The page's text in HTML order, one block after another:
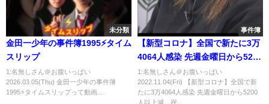
未分類
金田一少年の事件簿1995⚡️タイム
スリップ
1:名無しさん＠お腹いっぱい
2026.03.05(Thu) 金田一少年の事件簿
1995⚡️タイムスリップって動画...
事件簿
【新型コロナ】全国で新たに3万
4064人感染 先週金曜日から5200
人以上減…祝日影響か
1:名無しさん＠お腹いっぱい
2022.11.04(Fri) 【新型コロナ】全国で新
たに3万4064人感染 先週金曜日から5200
人以上減…祝...